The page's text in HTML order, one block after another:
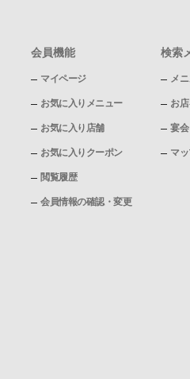
会員機能
マイページ
お気に入りメニュー
お気に入り店舗
お気に入りクーポン
閲覧履歴
会員情報の確認・変更
検索
メ
お
宴
マ